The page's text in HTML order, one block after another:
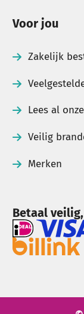
Voor jou
Zakelijk
Lees al
Veilig
Merken
Betaal